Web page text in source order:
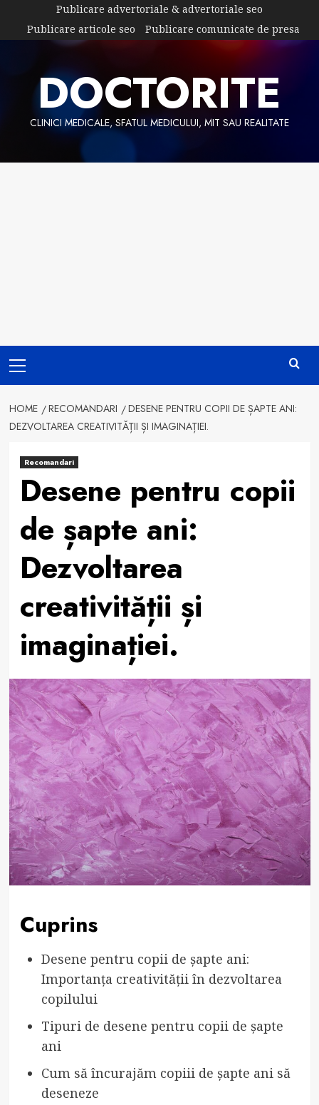
content
Publicare advertoriale & advertoriale seo
Publicare articole seo
Publicare comunicate de presa
DOCTORITE
CLINICI MEDICALE, SFATUL MEDICULUI, MIT SAU REALITATE
Menu
HOME RECOMANDARI
DESENE PENTRU COPII DE ȘAPTE ANI:
DEZVOLTAREA CREATIVITĂȚII ȘI IMAGINAȚIEI.
Recomandari
Desene pentru copii
de șapte ani:
Dezvoltarea
creativității și
imaginației.
Cuprins
Desene pentru copii de șapte ani:
Importanța creativității în dezvoltarea
copilului
Tipuri de desene pentru copii de șapte
ani
Cum să încurajăm copiii de șapte ani să
deseneze